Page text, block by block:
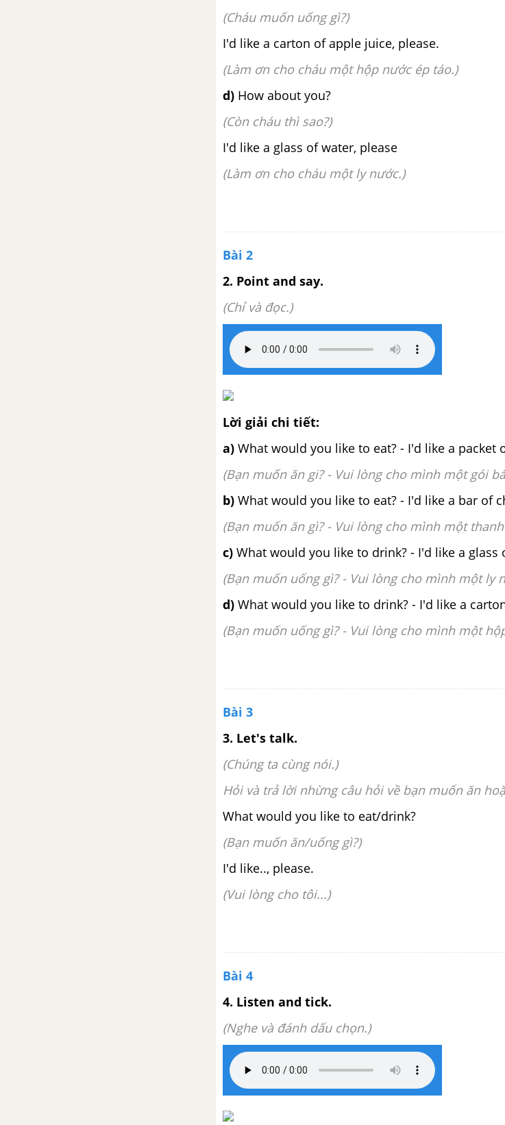
(Cháu muốn uống gì?)
I'd like a carton of apple juice, please.
(Làm ơn cho cháu một hộp nước ép táo.)
d) How about you?
(Còn cháu thì sao?)
I'd like a glass of water, please
(Làm ơn cho cháu một ly nước.)
Bài 2
2. Point and say.
(Chỉ và đọc.)
Lời giải chi tiết:
a) What would you like to eat? - I'd like a packet
(Bạn muốn ăn gi? - Vui lòng cho mình một gói
b) What would you like to eat? - I'd like a bar of
(Bạn muốn ăn gì? - Vui lòng cho mình một
c) What would you like to drink? - I'd like a glass
(Bạn muốn uống gì? - Vui lòng cho mình một ly
d) What would you like to drink? - I'd like a
(Bạn muốn uống gì? - Vui lòng cho mình một
Bài 3
3. Let's talk.
(Chúng ta cùng nói.)
Hỏi và trả lời nhừng câu hỏi về bạn muốn ăn
What would you like to eat/drink?
(Bạn muốn ăn/uống gì?)
I'd like.., please.
(Vui lòng cho tôi...)
Bài 4
4. Listen and tick.
(Nghe và đánh dấu chọn.)